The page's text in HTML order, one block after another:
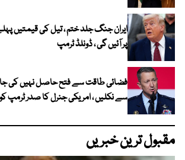
ایران جنگ جلد ختم ، تیل کی قیمتیں
پر آئیں گی ، ڈونلڈ ٹرمپ
فضائی طاقت سے فتح حاصل نہیں کی جا
سے نکلیں ، امریکی جنرل کا صدر ٹرمپ
مقبول ترین خبریں